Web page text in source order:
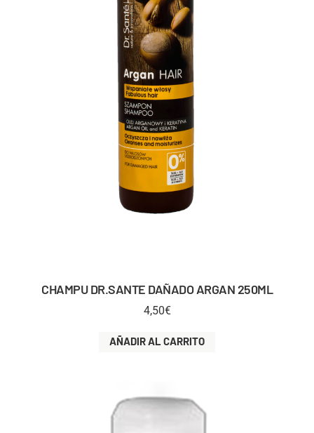
CHAMPU DR.SANTE DAÑADO ARGAN 250ML
4,50€
AÑADIR AL CARRITO